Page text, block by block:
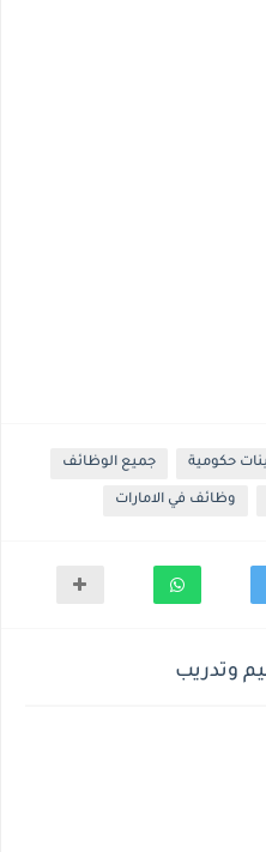
حكومية جميع الوظائف
وظائف في الامارات
وتدريب